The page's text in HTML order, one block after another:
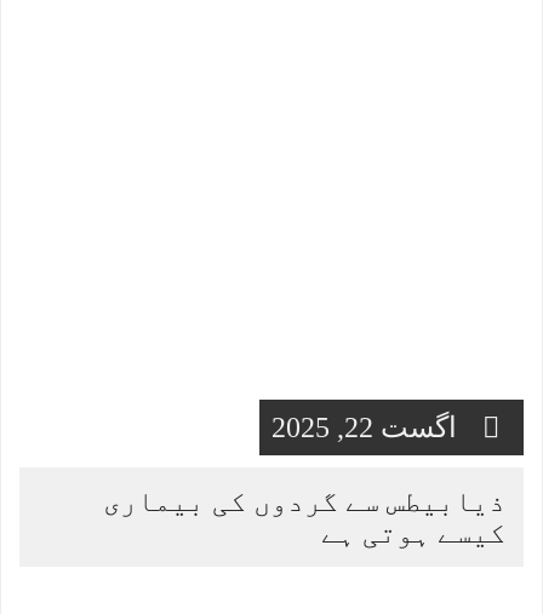
اگست 22, 2025
ذیابیطس سے گردوں کی بیماری
کیسے ہوتی ہے